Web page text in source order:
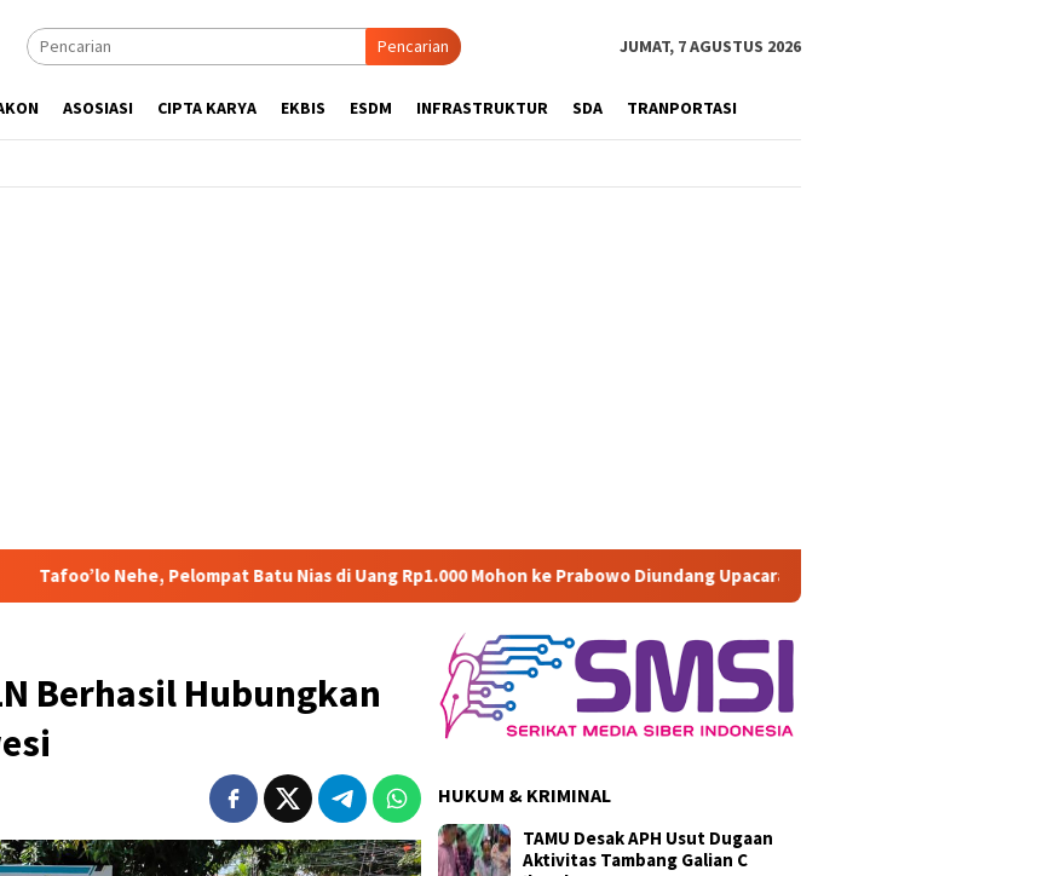
Pencarian JUMAT, 7 AGUSTUS 2026
ASOSIASI CIPTA KARYA EKBIS ESDM INFRASTRUKTUR SDA TRANPORTASI
Pelompat Batu Nias di Uang Rp1.000 Mohon ke Prabowo Diundang Upacara HUT ke-81 RI di Istana
Berhasil Hubungkan
HUKUM & KRIMINAL
TAMU Desak APH Usut Dugaan
Aktivitas Tambang Galian C